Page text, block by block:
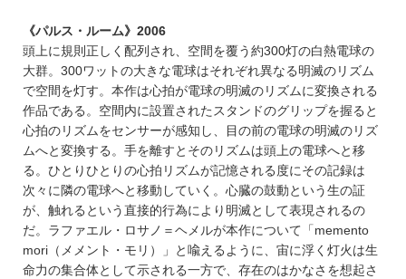
《パルス・ルーム》2006
頭上に規則正しく配列され、空間を覆う約300灯の白熱電球の
大群。300ワットの大きな電球はそれぞれ異なる明滅のリズム
で空間を灯す。本作は心拍が電球の明滅のリズムに変換される
作品である。空間内に設置されたスタンドのグリップを握ると
心拍のリズムをセンサーが感知し、目の前の電球の明滅のリズ
ムへと変換する。手を離すとそのリズムは頭上の電球へと移
る。ひとりひとりの心拍リズムが記憶される度にその記録は
次々に隣の電球へと移動していく。心臓の鼓動という生の証
が、触れるという直接的行為により明滅として表現されるの
だ。ラファエル・ロサノ＝ヘメルが本作について「memento
mori（メメント・モリ）」と喩えるように、宙に浮く灯火は生
命力の集合体として示される一方で、存在のはかなさを想起さ